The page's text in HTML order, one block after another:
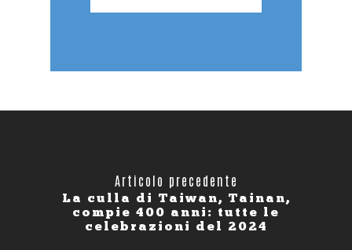
Articolo precedente
La culla di Taiwan, Tainan,
compie 400 anni: tutte le
celebrazioni del 2024